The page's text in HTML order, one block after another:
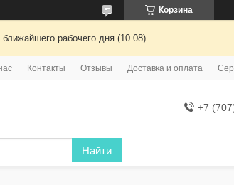
Корзина
рабочего дня (10.08)
Контакты Отзывы Доставка и оплата
+7
Найти